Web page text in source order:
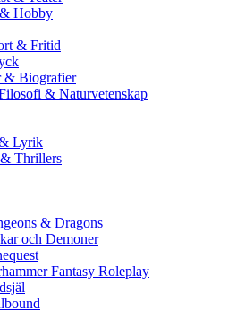
Hobby
& Fritid
& Biografier
& Naturvetenskap
Lyrik
Thrillers
& Dragons
och Demoner
Fantasy Roleplay